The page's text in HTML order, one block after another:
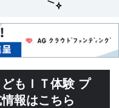
もＩＴ体験 プ
報はこちら